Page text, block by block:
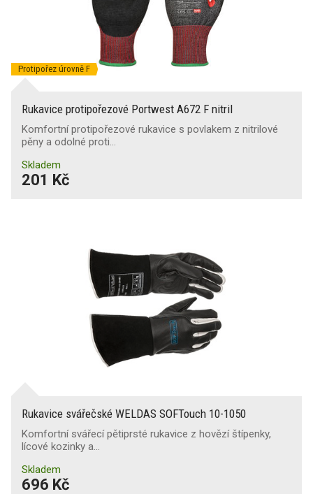
Protipořez úrovně F
Rukavice protipořezové Portwest A672 F nitril
Komfortní protipořezové rukavice s povlakem z nitrilové
pěny a odolné proti…
Skladem
201 Kč
Rukavice svářečské WELDAS SOFTouch 10-1050
Komfortní svářecí pětiprsté rukavice z hovězí štípenky,
lícové kozinky a…
Skladem
696 Kč